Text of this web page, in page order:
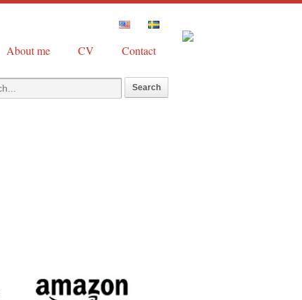
About me CV Contact